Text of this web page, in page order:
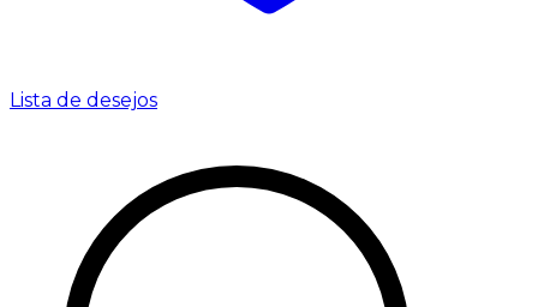
Lista de desejos